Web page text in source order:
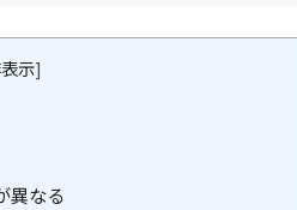
示]
異なる